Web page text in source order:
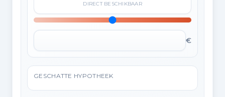
DIRECT BESCHIKBAAR
€
GESCHATTE HYPOTHEEK